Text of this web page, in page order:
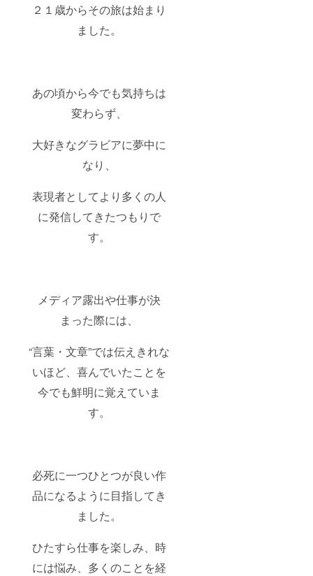
２１歳からその旅は始まり
ました。
あの頃から今でも気持ちは
変わらず、
大好きなグラビアに夢中に
なり、
表現者としてより多くの人
に発信してきたつもりで
す。
メディア露出や仕事が決
まった際には、
“言葉・文章”では伝えきれな
いほど、喜んでいたことを
今でも鮮明に覚えていま
す。
必死に一つひとつが良い作
品になるように目指してき
ました。
ひたすら仕事を楽しみ、時
には悩み、多くのことを経